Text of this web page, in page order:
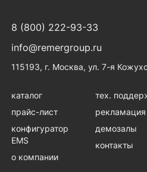
8 (800) 222-93-33
info@remergroup.ru
115193, г. Москва, ул. 7-я
каталог
прайс-лист
конфигуратор
EMS
о компании
тех.
рекламация
демозалы
контакты